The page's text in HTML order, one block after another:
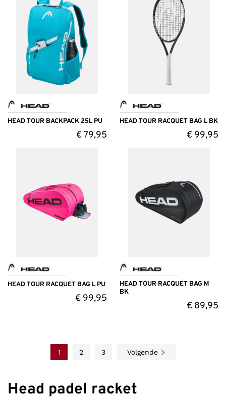
HEAD TOUR BACKPACK 25L PU
€79,95
HEAD TOUR RACQUET BAG L BK
€ 99,95
HEAD TOUR RACQUET BAG L PU
€99,95
HEAD TOUR RACQUET BAG M
BK
€ 89,95
1 2 3 Volgende
Head padel racket